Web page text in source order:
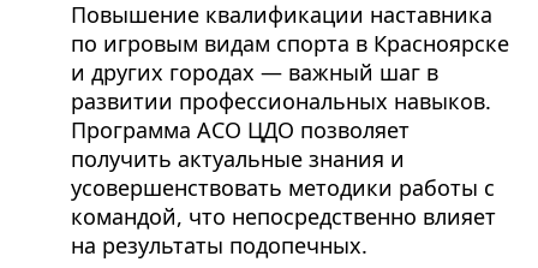
Повышение квалификации наставника
по игровым видам спорта в Красноярске
и других городах — важный шаг в
развитии профессиональных навыков.
Программа АСО ЦДО позволяет
получить актуальные знания и
усовершенствовать методики работы с
командой, что непосредственно влияет
на результаты подопечных.